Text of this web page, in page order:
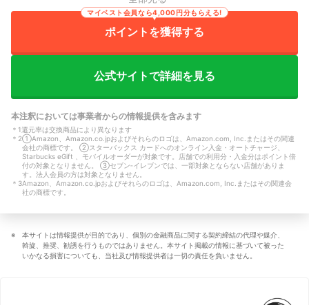
ポイントを獲得する
マイベスト会員なら4,000円分もらえる!
公式サイトで詳細を見る
本注釈においては事業者からの情報提供を含みます
＊ 1 還元率は交換商品により異なります
＊ 2①Amazon、Amazon.co.jpおよびそれらのロゴは、Amazon.com, Inc.またはその関連
会社の商標です。 ②スターバックス カードへのオンライン入金・オートチャージ、
Starbucks eGift 、モバイルオーダーが対象です。店舗での利用分・入金分はポイント倍
付の対象となりません。 ③セブン‐イレブンでは、一部対象とならない店舗がありま
す。法人会員の方は対象となりません。
＊ 3Amazon、Amazon.co.jpおよびそれらのロゴは、Amazon.com, Inc.またはその関連会
社の商標です。
本サイトは情報提供が目的であり、個別の金融商品に関する契約締結の代理や媒介、
斡旋、推奨、勧誘を行うものではありません。本サイト掲載の情報に基づいて被った
いかなる損害についても、当社及び情報提供者は一切の責任を負いません。